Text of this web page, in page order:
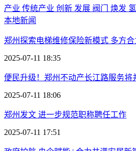
产业 传统产业 创新 发展 阀门 焕发
本地新闻
郑州探索电梯维修保险新模式 多方
2025-07-11 18:35
便民升级！郑州不动产长江路服务将
2025-07-11 18:06
郑州发文 进一步规范职称聘任工作
2025-07-11 17:51